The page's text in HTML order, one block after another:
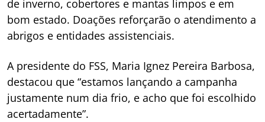
de inverno, cobertores e mantas limpos e em
bom estado. Doações reforçarão o atendimento a
abrigos e entidades assistenciais.
A presidente do FSS, Maria Ignez Pereira Barbosa,
destacou que “estamos lançando a campanha
justamente num dia frio, e acho que foi escolhido
acertadamente”.